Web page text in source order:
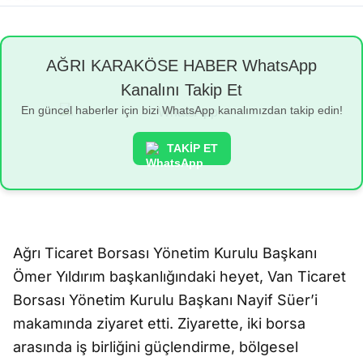
AĞRI KARAKÖSE HABER WhatsApp
Kanalını Takip Et
En güncel haberler için bizi WhatsApp kanalımızdan takip edin!
TAKİP ET
Ağrı Ticaret Borsası Yönetim Kurulu Başkanı
Ömer Yıldırım başkanlığındaki heyet, Van Ticaret
Borsası Yönetim Kurulu Başkanı Nayif Süer’i
makamında ziyaret etti. Ziyarette, iki borsa
arasında iş birliğini güçlendirme, bölgesel